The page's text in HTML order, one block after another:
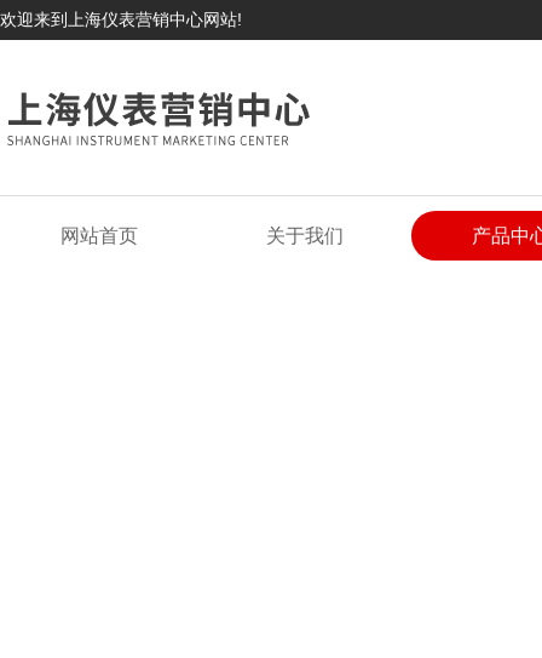
欢迎来到上海仪表营销中心网站!
网站首页 关于我们 产品中